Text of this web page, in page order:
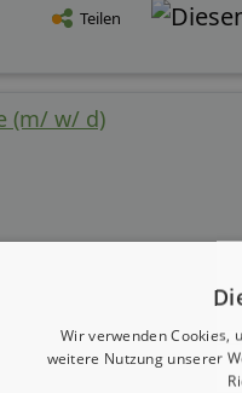
Teilen
(m/ w/ d)
Wir verwenden Cookies,
weitere Nutzung unserer